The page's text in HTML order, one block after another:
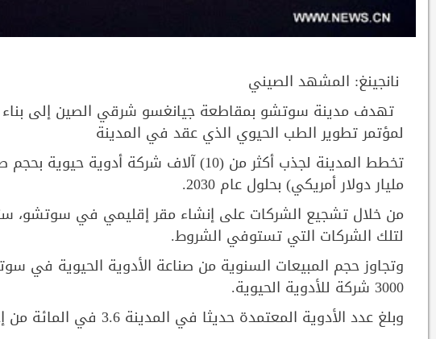
نانجينغ: المشهد الصيني
لمؤتمر تطوير الطب الحيوي الذي عقد في المدينة
مليار دولار أمريكي) بحلول عام 2030.
لتلك الشركات التي تستوفي الشروط.
3000 شركة للأدوية الحيوية.
وبلغ عدد الأدوية المعتمدة حديثا في المدينة 3.6 في المائة من إجمالي البلاد في عام 2019